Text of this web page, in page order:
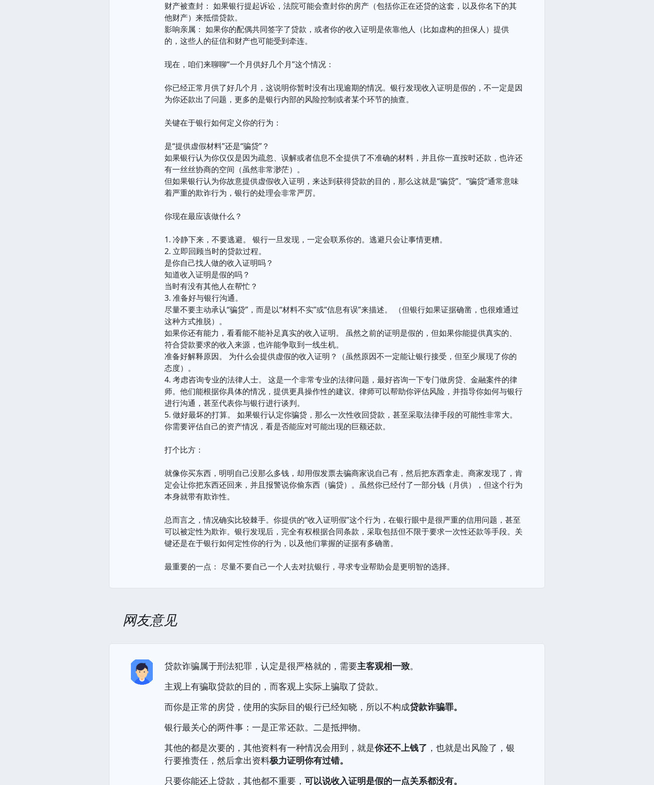
财产被查封： 如果银行提起诉讼，法院可能会查封你的房产（包括你正在还贷的这套，以及你名下的其
他财产）来抵偿贷款。
影响亲属： 如果你的配偶共同签字了贷款，或者你的收入证明是依靠他人（比如虚构的担保人）提供
的，这些人的征信和财产也可能受到牵连。
现在，咱们来聊聊“一个月供好几个月”这个情况：
你已经正常月供了好几个月，这说明你暂时没有出现逾期的情况。银行发现收入证明是假的，不一定是因
为你还款出了问题，更多的是银行内部的风险控制或者某个环节的抽查。
关键在于银行如何定义你的行为：
是“提供虚假材料”还是“骗贷”？
如果银行认为你仅仅是因为疏忽、误解或者信息不全提供了不准确的材料，并且你一直按时还款，也许还
有一丝丝协商的空间（虽然非常渺茫）。
但如果银行认为你故意提供虚假收入证明，来达到获得贷款的目的，那么这就是“骗贷”。“骗贷”通常意味
着严重的欺诈行为，银行的处理会非常严厉。
你现在最应该做什么？
1. 冷静下来，不要逃避。 银行一旦发现，一定会联系你的。逃避只会让事情更糟。
2. 立即回顾当时的贷款过程。
是你自己找人做的收入证明吗？
知道收入证明是假的吗？
当时有没有其他人在帮忙？
3. 准备好与银行沟通。
尽量不要主动承认“骗贷”，而是以“材料不实”或“信息有误”来描述。 （但银行如果证据确凿，也很难通过
这种方式推脱）。
如果你还有能力，看看能不能补足真实的收入证明。 虽然之前的证明是假的，但如果你能提供真实的、
符合贷款要求的收入来源，也许能争取到一线生机。
准备好解释原因。 为什么会提供虚假的收入证明？（虽然原因不一定能让银行接受，但至少展现了你的
态度）。
4. 考虑咨询专业的法律人士。 这是一个非常专业的法律问题，最好咨询一下专门做房贷、金融案件的律
师。他们能根据你具体的情况，提供更具操作性的建议。律师可以帮助你评估风险，并指导你如何与银行
进行沟通，甚至代表你与银行进行谈判。
5. 做好最坏的打算。 如果银行认定你骗贷，那么一次性收回贷款，甚至采取法律手段的可能性非常大。
你需要评估自己的资产情况，看是否能应对可能出现的巨额还款。
打个比方：
就像你买东西，明明自己没那么多钱，却用假发票去骗商家说自己有，然后把东西拿走。商家发现了，肯
定会让你把东西还回来，并且报警说你偷东西（骗贷）。虽然你已经付了一部分钱（月供），但这个行为
本身就带有欺诈性。
总而言之，情况确实比较棘手。你提供的“收入证明假”这个行为，在银行眼中是很严重的信用问题，甚至
可以被定性为欺诈。银行发现后，完全有权根据合同条款，采取包括但不限于要求一次性还款等手段。关
键还是在于银行如何定性你的行为，以及他们掌握的证据有多确凿。
最重要的一点： 尽量不要自己一个人去对抗银行，寻求专业帮助会是更明智的选择。
网友意见
贷款诈骗属于刑法犯罪，认定是很严格就的，需要主客观相一致。
主观上有骗取贷款的目的，而客观上实际上骗取了贷款。
而你是正常的房贷，使用的实际目的银行已经知晓，所以不构成贷款诈骗罪。
银行最关心的两件事：一是正常还款。二是抵押物。
其他的都是次要的，其他资料有一种情况会用到，就是你还不上钱了 ，也就是出风险了，银
行要推责任，然后拿出资料极力证明你有过错。
只要你能还上贷款，其他都不重要，可以说收入证明是假的一点关系都没有。